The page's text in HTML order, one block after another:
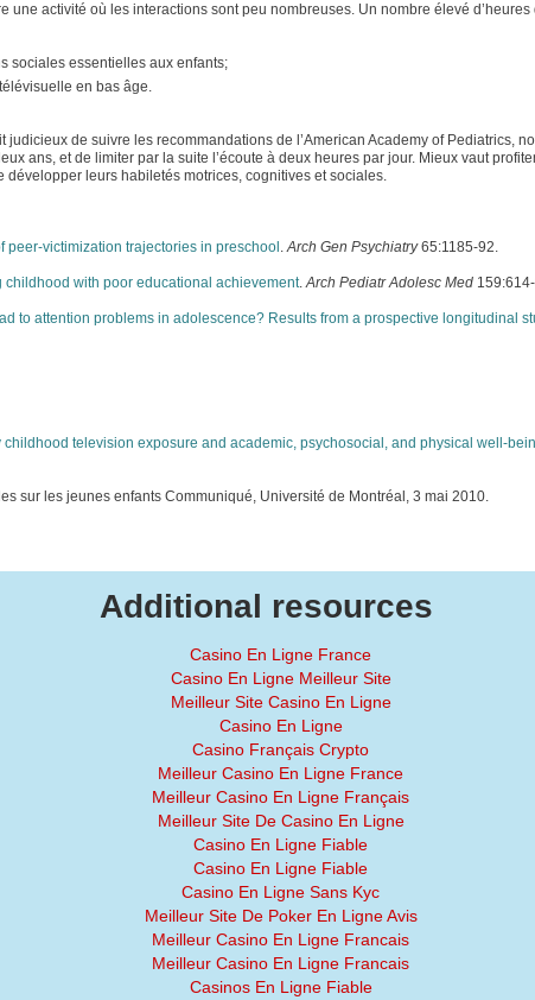
activité où les interactions sont peu nombreuses. Un nombre élevé d’heures
sociales essentielles aux enfants;
en bas âge.
de suivre les recommandations de l’American Academy of Pediatrics,
ans, et de limiter par la suite l’écoute à deux heures par jour. Mieux vaut
leurs habiletés motrices, cognitives et sociales.
peer-victimization trajectories in preschool .Arch Gen Psychiatry65:1185-92.
with poor educational achievement.Arch Pediatr Adolesc Med
to attention problems in adolescence? Results from a prospective longitudinal
television exposure and academic, psychosocial, and physical well-
sur les jeunes enfants Communiqué, Université de Montréal, 3 mai 2010.
Additional resources
Casino En Ligne France
Casino En Ligne Meilleur Site
Meilleur Site Casino En Ligne
Casino En Ligne
Casino Français Crypto
Meilleur Casino En Ligne France
Meilleur Casino En Ligne Français
Meilleur Site De Casino En Ligne
Casino En Ligne Fiable
Casino En Ligne Fiable
Casino En Ligne Sans Kyc
Meilleur Site De Poker En Ligne Avis
Meilleur Casino En Ligne Francais
Meilleur Casino En Ligne Francais
Casinos En Ligne Fiable